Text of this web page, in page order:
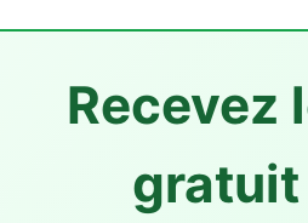
Recevez